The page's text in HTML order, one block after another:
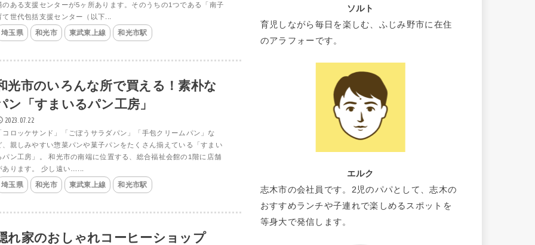
のある支援センターが5ヶ所あります。そのうちの1つである「南子
て世代包括支援センター（以下...
埼玉県 和光市 東武東上線 和光市駅
光市のいろんな所で買える！素朴な
ン「すまいるパン工房」
2023.07.22
コロッケサンド」「ごぼうサラダパン」「手包クリームパン」な
、親しみやすい惣菜パンや菓子パンをたくさん揃えている「すまい
パン工房」。 和光市の南端に位置する、総合福祉会館の1階に店舗
あります。 少し遠い…...
埼玉県 和光市 東武東上線 和光市駅
れ家のおしゃれコーヒーショップ
ソルト
育児しながら毎日を楽しむ、ふじみ野市に在住
のアラフォーです。
エルク
志木市の会社員です。2児のパパとして、志木の
おすすめランチや子連れで楽しめるスポットを
等身大で発信します。